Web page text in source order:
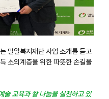
밀알복지재단 사업 소개를 듣고
소외계층을 위한 따뜻한 손길을
술 교육과 쌀 나눔을 실천하고 있